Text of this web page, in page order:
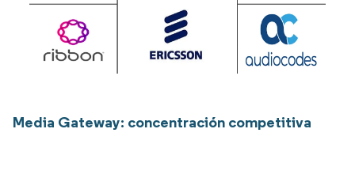
Media Gateway: concentración competitiva